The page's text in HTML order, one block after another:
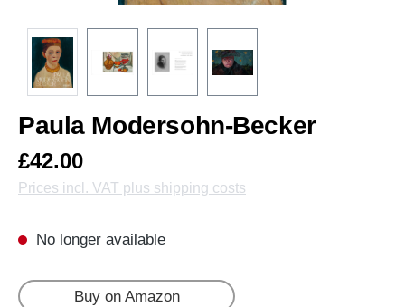
Paula Modersohn-Becker
£42.00
Prices incl. VAT plus shipping costs
No longer available
Buy on Amazon